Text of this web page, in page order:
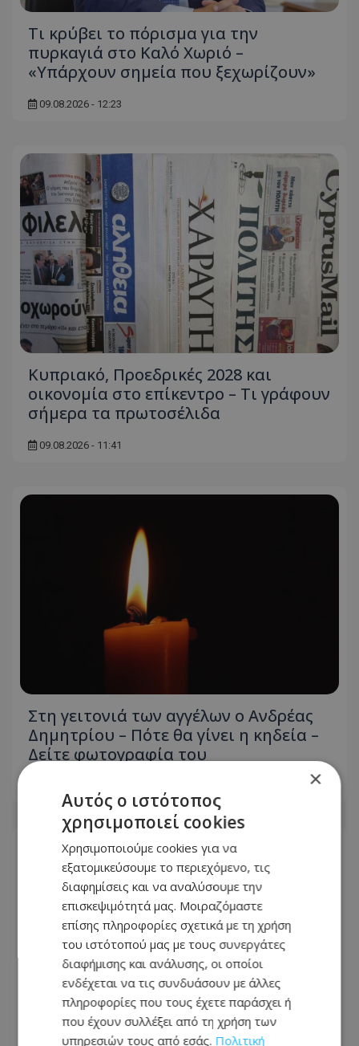
Τι κρύβει το πόρισμα για την
πυρκαγιά στο Καλό Χωριό –
«Υπάρχουν σημεία που ξεχωρίζουν»
09.08.2026 - 12:23
Κυπριακό, Προεδρικές 2028 και
οικονομία στο επίκεντρο – Τι γράφουν
σήμερα τα πρωτοσέλιδα
09.08.2026 - 11:41
Στη γειτονιά των αγγέλων ο Ανδρέας
Δημητρίου – Πότε θα γίνει η κηδεία –
Δείτε φωτογραφία του
×
Αυτός ο ιστότοπος
χρησιμοποιεί cookies
Χρησιμοποιούμε cookies για να
εξατομικεύσουμε το περιεχόμενο, τις
διαφημίσεις και να αναλύσουμε την
επισκεψιμότητά μας. Μοιραζόμαστε
επίσης πληροφορίες σχετικά με τη χρήση
του ιστότοπού μας με τους συνεργάτες
διαφήμισης και ανάλυσης, οι οποίοι
ενδέχεται να τις συνδυάσουν με άλλες
πληροφορίες που τους έχετε παράσχει ή
που έχουν συλλέξει από τη χρήση των
υπηρεσιών τους από εσάς. Πολιτική